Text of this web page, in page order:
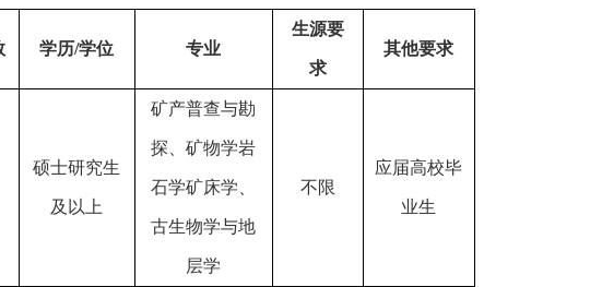
学历/学位 专业
生源要
求
其他要求
硕士研究生
及以上
矿产普查与勘
探、矿物学岩
石学矿床学、
古生物学与地
层学
不限
应届高校毕
业生